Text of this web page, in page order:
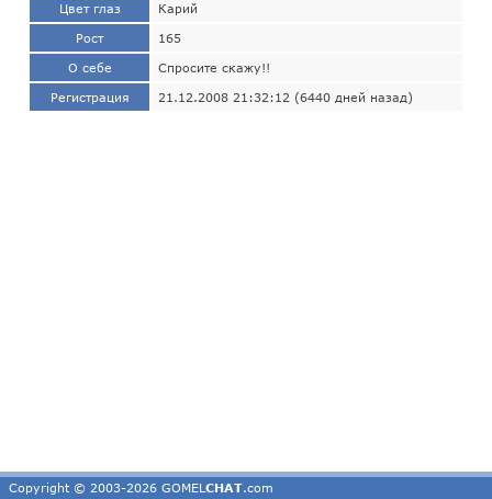
Цвет глаз Карий
Рост 165
О себе Спросите скажу!!
Регистрация 21.12.2008 21:32:12 (6440 дней назад)
Copyright © 2003-2026 GOMEL CHAT.com